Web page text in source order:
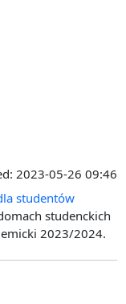
2023-05-26 09:46
studentów
studenckich
2023/2024.